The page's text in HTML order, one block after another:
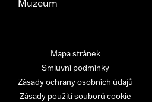
Muzeum
Mapa stránek
Smluvní podmínky
Zásady ochrany osobních údajů
Zásady použití souborů cookie